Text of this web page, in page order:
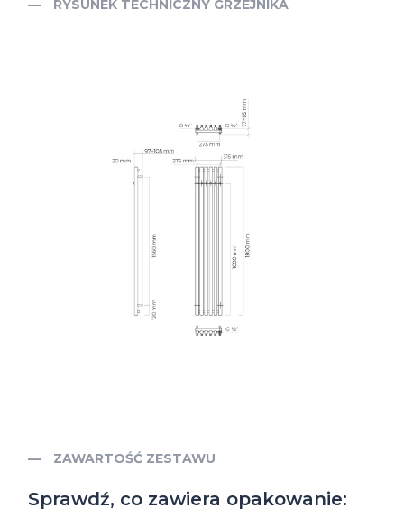
RYSUNEK TECHNICZNY GRZEJNIKA
ZAWARTOŚĆ ZESTAWU
Sprawdź, co zawiera opakowanie: